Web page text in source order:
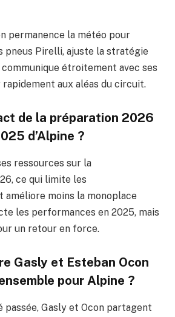
permanence la météo pour
pneus Pirelli, ajuste la stratégie
communique étroitement avec ses
aux aléas du circuit.
de la préparation 2026
d’Alpine ?
ressources sur la
ce qui limite les
améliore moins la monoplace
les performances en 2025, mais
un retour en force.
Gasly et Esteban Ocon
pour Alpine ?
Gasly et Ocon partagent